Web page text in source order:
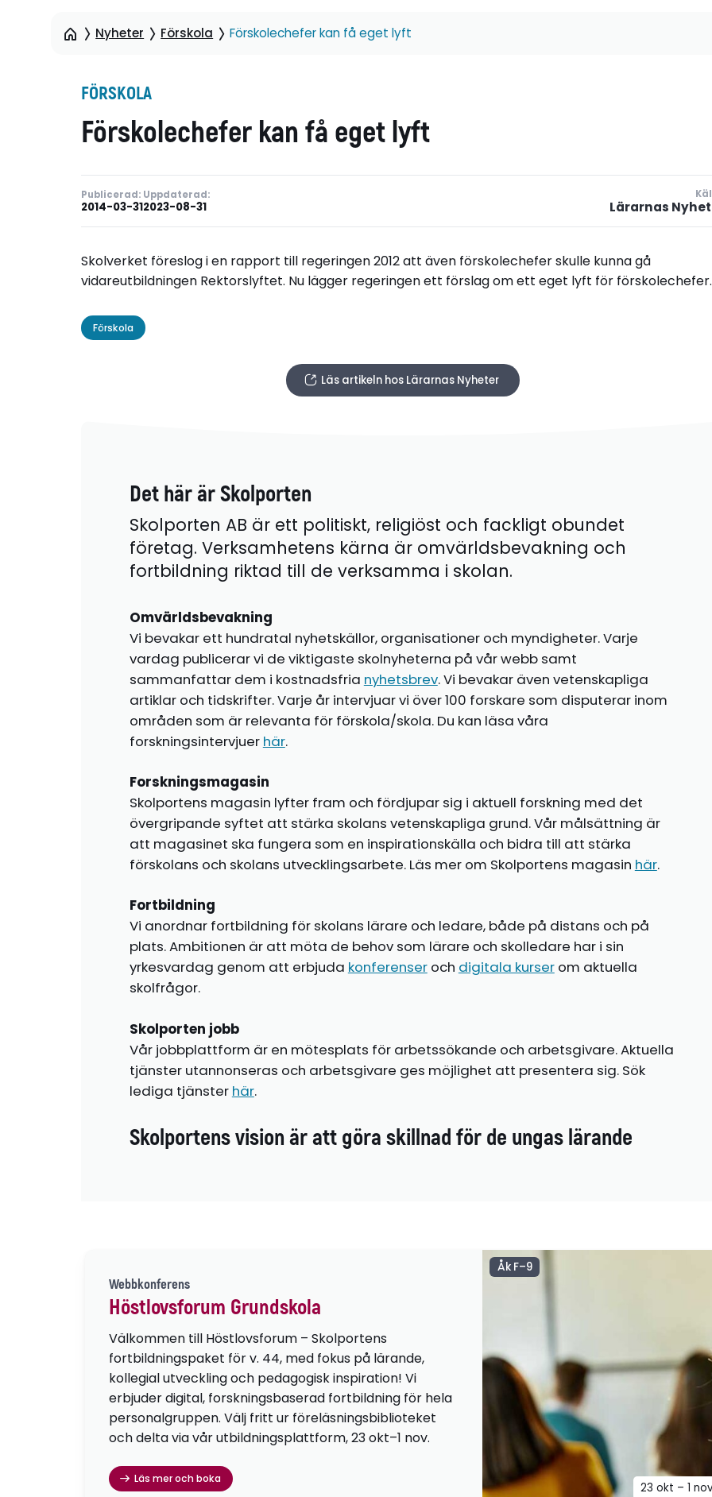
Nyheter Förskola Förskolechefer kan få eget lyft
FÖRSKOLA
Förskolechefer kan få eget lyft
Publicerad:
2014-03-31
Uppdaterad:
2023-08-31 Lärarnas
Skolverket föreslog i en rapport till regeringen 2012 att även förskolechefer skulle kunna gå
vidareutbildningen Rektorslyftet. Nu lägger regeringen ett förslag om ett eget lyft för förskolechefer.
Förskola
Läs artikeln hos Lärarnas Nyheter
Det här är Skolporten
Skolporten AB är ett politiskt, religiöst och fackligt obundet
företag. Verksamhetens kärna är omvärldsbevakning och
fortbildning riktad till de verksamma i skolan.
Omvärldsbevakning
Vi bevakar ett hundratal nyhetskällor, organisationer och myndigheter. Varje
vardag publicerar vi de viktigaste skolnyheterna på vår webb samt
sammanfattar dem i kostnadsfria nyhetsbrev. Vi bevakar även vetenskapliga
artiklar och tidskrifter. Varje år intervjuar vi över 100 forskare som disputerar inom
områden som är relevanta för förskola/skola. Du kan läsa våra
forskningsintervjuer här.
Forskningsmagasin
Skolportens magasin lyfter fram och fördjupar sig i aktuell forskning med det
övergripande syftet att stärka skolans vetenskapliga grund. Vår målsättning är
att magasinet ska fungera som en inspirationskälla och bidra till att stärka
förskolans och skolans utvecklingsarbete. Läs mer om Skolportens magasin här.
Fortbildning
Vi anordnar fortbildning för skolans lärare och ledare, både på distans och på
plats. Ambitionen är att möta de behov som lärare och skolledare har i sin
yrkesvardag genom att erbjuda konferenseroch digitala kurserom aktuella
skolfrågor.
Skolporten jobb
Vår jobbplattform är en mötesplats för arbetssökande och arbetsgivare. Aktuella
tjänster utannonseras och arbetsgivare ges möjlighet att presentera sig. Sök
lediga tjänster här.
Skolportens vision är att göra skillnad för de ungas lärande
Webbkonferens
Höstlovsforum Grundskola
Välkommen till Höstlovsforum – Skolportens
fortbildningspaket för v. 44, med fokus på lärande,
kollegial utveckling och pedagogisk inspiration! Vi
erbjuder digital, forskningsbaserad fortbildning för hela
personalgruppen. Välj fritt ur föreläsningsbiblioteket
och delta via vår utbildningsplattform, 23 okt–1 nov.
Läs mer och boka
Åk F–9
23 okt – 1